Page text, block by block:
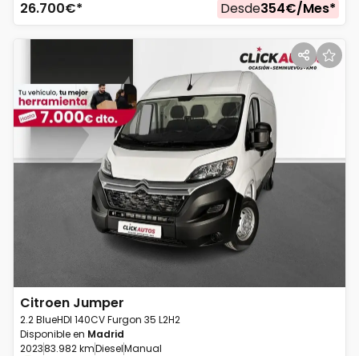
26.700€* Desde354€/Mes*
Citroen Jumper
2.2 BlueHDI 140CV Furgon 35 L2H2
Disponible en Madrid
202383.982 kmDieselManual